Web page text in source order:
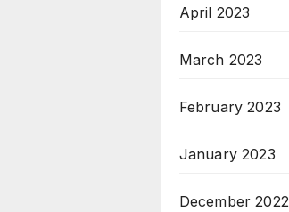
April 2023
March 2023
February 2023
January 2023
December 2022